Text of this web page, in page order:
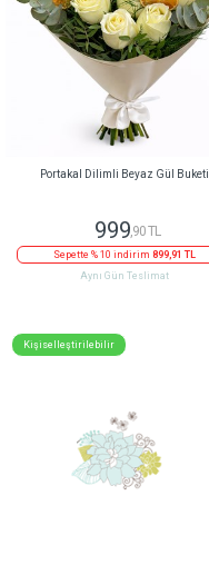
Portakal Dilimli Beyaz Gül Buketi
999,90 TL
Sepette % 10 indirim899,91 TL
Aynı Gün Teslimat
Kişiselleştirilebilir